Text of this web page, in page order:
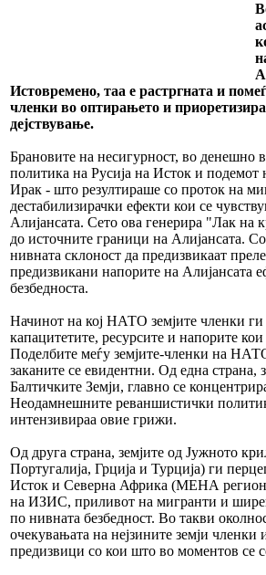
Истовремено, таа е растргната и
членки во оптирањето и
дејствување.
Брановите на несигурност, во денешно
политика на Русија на Исток и
Ирак - што резултираше со проток на
дестабилизирачки ефекти кои се
Алијансата. Сето ова генерира "Лак на
до источните граници на Алијансата.
нивната склоност да предизвикаат
предизвикани напорите на Алијансата
безбедноста.
Начинот на кој НАТО земјите членки ги
капацитетите, ресурсите и напорите
Поделбите меѓу земјите-членки на
заканите се евидентни. Од една
Балтичките Земји, главно се
Неодамнешните реваншистички
интензивираа овие грижи.
Од друга страна, земјите од Јужното
Португалија, Грција и Турција) ги
Исток и Северна Африка (МЕНА
на ИЗИС, приливот на мигранти и
по нивната безбедност. Во такви
очекувањата на нејзините земји членки
предизвици со кои што во моментов се